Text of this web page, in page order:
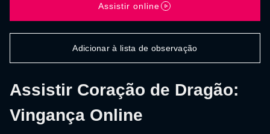
Assistir Coração de Dragão:
Vingança Online
Assistir online
Adicionar à lista de observação